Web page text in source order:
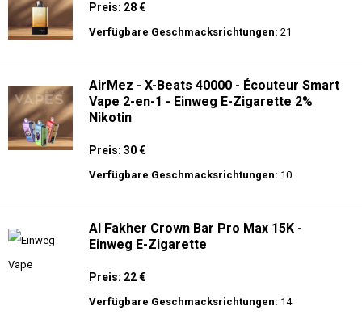
Preis: 28 €
Verfügbare Geschmacksrichtungen: 21
AirMez - X-Beats 40000 - Écouteur Smart
Vape 2-en-1 - Einweg E-Zigarette 2%
Nikotin
Preis: 30 €
Verfügbare Geschmacksrichtungen: 10
Al Fakher Crown Bar Pro Max 15K -
Einweg E-Zigarette
Preis: 22 €
Verfügbare Geschmacksrichtungen: 14